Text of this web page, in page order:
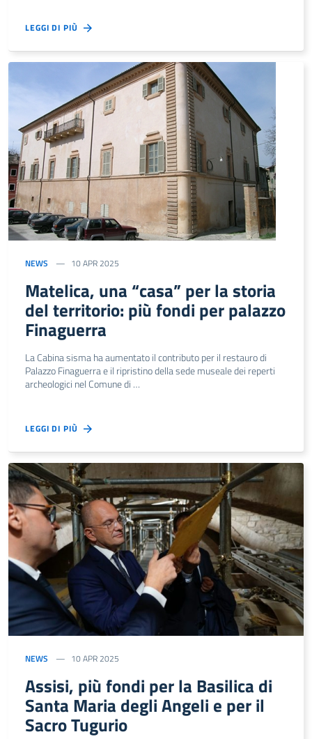
LEGGI DI PIÙ
NEWS 10 APR 2025
Matelica, una “casa” per la storia
del territorio: più fondi per palazzo
Finaguerra
La Cabina sisma ha aumentato il contributo per il restauro di
Palazzo Finaguerra e il ripristino della sede museale dei reperti
archeologici nel Comune di …
LEGGI DI PIÙ
NEWS 10 APR 2025
Assisi, più fondi per la Basilica di
Santa Maria degli Angeli e per il
Sacro Tugurio